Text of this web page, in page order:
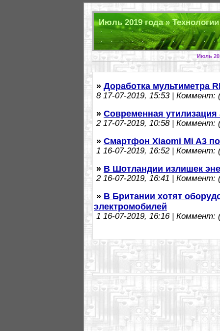
Июль 2019 года » Технологии
Июль
» Доработка мультиметра
817-07-2019, 15:53 | Коммент:
» Современная
217-07-2019, 10:58 | Коммент:
» Смартфон Xiaomi Mi A3
1 16-07-2019, 16:52 | Коммент:
» В Шотландии излишек
216-07-2019, 16:41 | Коммент:
» В Британии хотят
электромобилей
1 16-07-2019, 16:16 | Коммент: